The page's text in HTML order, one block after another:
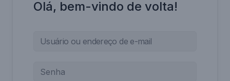
Olá, bem-vindo de volta!